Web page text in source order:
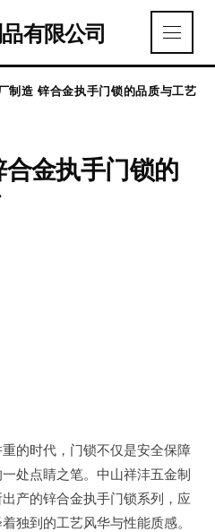
有限公司
制造 锌合金执手门锁的品质与工艺
金执手门锁的
的时代，门锁不仅是安全保障
处点睛之笔。中山祥沣五金制
产的锌合金执手门锁系列，应
独到的工艺风华与性能质感。